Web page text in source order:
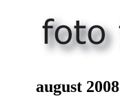
august 2008